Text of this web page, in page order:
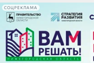
СОЦРЕКЛАМА